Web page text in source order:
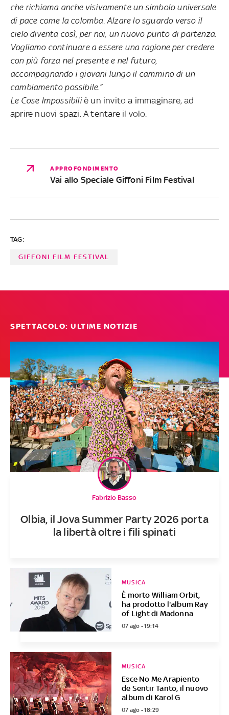
che richiama anche visivamente un simbolo universale
di pace come la colomba. Alzare lo sguardo verso il
cielo diventa così, per noi, un nuovo punto di partenza.
Vogliamo continuare a essere una ragione per credere
con più forza nel presente e nel futuro,
accompagnando i giovani lungo il cammino di un
cambiamento possibile.”
Le Cose Impossibiliè un invito a immaginare, ad
aprire nuovi spazi. A tentare il volo.
APPROFONDIMENTO
Vai allo Speciale Giffoni Film Festival
TAG:
GIFFONI FILM FESTIVAL
SPETTACOLO: ULTIME NOTIZIE
Olbia, il Jova Summer Party 2026 porta
la libertà oltre i fili spinati
Fabrizio Basso
È morto William Orbit,
ha prodotto l'album Ray
of Light di Madonna
MUSICA
07 ago - 19:14
Esce No Me Arapiento
de Sentir Tanto, il nuovo
album di Karol G
MUSICA
07 ago - 18:29